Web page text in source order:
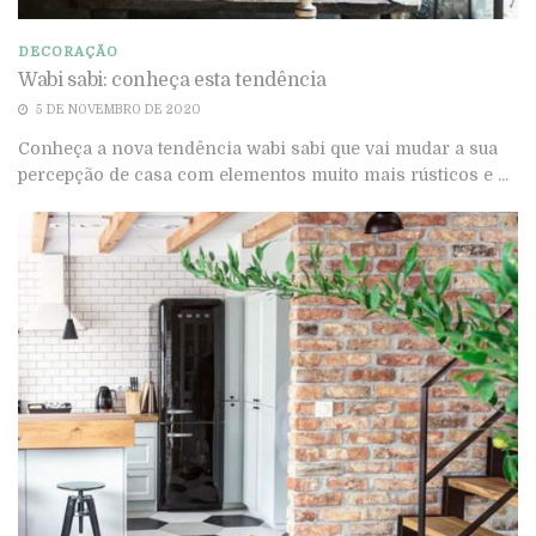
DECORAÇÃO
Wabi sabi: conheça esta tendência
5 DE NOVEMBRO DE 2020
Conheça a nova tendência wabi sabi que vai mudar a sua
percepção de casa com elementos muito mais rústicos e ...